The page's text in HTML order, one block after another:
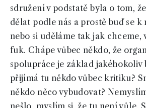
sdružení v podstatě byla o tom,
dělat podle nás a prostě buď se
nebo si uděláme tak jak chceme,
fuk. Chápe vůbec někdo, že
spolupráce je základ jakéhokoliv
přijímá tu někdo vůbec kritiku?
někdo něco vybudovat?